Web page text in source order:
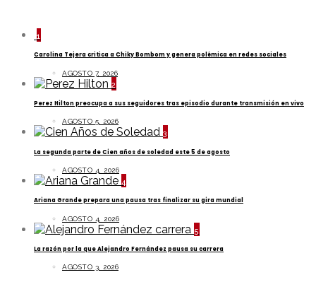
1
Carolina Tejera critica a Chiky Bombom y genera polémica en redes sociales
AGOSTO 7, 2026
2
Perez Hilton preocupa a sus seguidores tras episodio durante transmisión en vivo
AGOSTO 5, 2026
3
La segunda parte de Cien años de soledad este 5 de agosto
AGOSTO 4, 2026
4
Ariana Grande prepara una pausa tras finalizar su gira mundial
AGOSTO 4, 2026
5
La razón por la que Alejandro Fernández pausa su carrera
AGOSTO 3, 2026